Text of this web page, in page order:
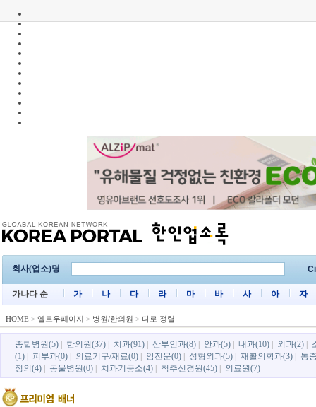
회사(업소)명
가나다 순 가 나 다 라 마 바 사 아 자
HOME > 옐로우페이지 > 병원/한의원 > 다로 정렬
종합병원(5) 한의원(37) 치과(91) 산부인과(8) 안과(5) 내과(10) 외과(2)
(1)
피부과(0) 의료기구/재료(0) 암전문(0) 성형외과(5) 재활의학과(3)
통
정의(4)
동물병원(0) 치과기공소(4) 척추신경원(45) 의료원(7)